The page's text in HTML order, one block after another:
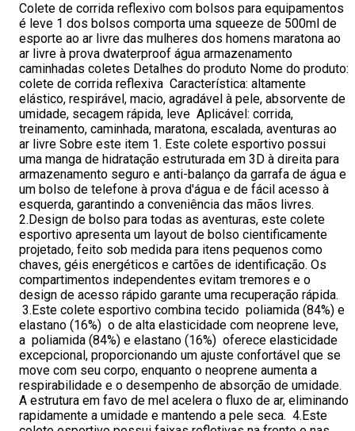
Colete de corrida reflexivo com bolsos para equipamentos
é leve 1 dos bolsos comporta uma squeeze de 500ml de
esporte ao ar livre das mulheres dos homens maratona ao
ar livre à prova dwaterproof água armazenamento
caminhadas coletes Detalhes do produto Nome do produto:
colete de corrida reflexiva Característica: altamente
elástico, respirável, macio, agradável à pele, absorvente de
umidade, secagem rápida, leve Aplicável: corrida,
treinamento, caminhada, maratona, escalada, aventuras ao
ar livre Sobre este item 1. Este colete esportivo possui
uma manga de hidratação estruturada em 3D à direita para
armazenamento seguro e anti-balanço da garrafa de água e
um bolso de telefone à prova d'água e de fácil acesso à
esquerda, garantindo a conveniência das mãos livres.
2.Design de bolso para todas as aventuras, este colete
esportivo apresenta um layout de bolso cientificamente
projetado, feito sob medida para itens pequenos como
chaves, géis energéticos e cartões de identificação. Os
compartimentos independentes evitam tremores e o
design de acesso rápido garante uma recuperação rápida.
3.Este colete esportivo combina tecido poliamida (84%) e
elastano (16%) o de alta elasticidade com neoprene leve,
a poliamida (84%) e elastano (16%) oferece elasticidade
excepcional, proporcionando um ajuste confortável que se
move com seu corpo, enquanto o neoprene aumenta a
respirabilidade e o desempenho de absorção de umidade.
A estrutura em favo de mel acelera o fluxo de ar, eliminando
rapidamente a umidade e mantendo a pele seca. 4.Este